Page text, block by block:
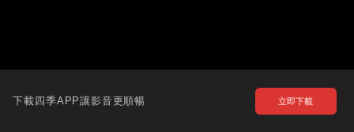
下載四季APP讓影音更順暢 立即下載